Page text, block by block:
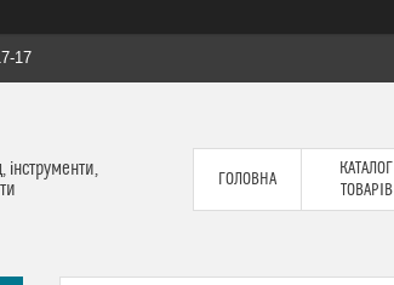
17
ГОЛОВНА
КАТАЛОГ
ТОВАРІВ